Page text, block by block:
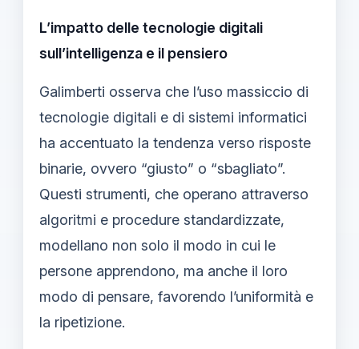
L’impatto delle tecnologie digitali
sull’intelligenza e il pensiero
Galimberti osserva che l’uso massiccio di
tecnologie digitali e di sistemi informatici
ha accentuato la tendenza verso risposte
binarie, ovvero “giusto” o “sbagliato”.
Questi strumenti, che operano attraverso
algoritmi e procedure standardizzate,
modellano non solo il modo in cui le
persone apprendono, ma anche il loro
modo di pensare, favorendo l’uniformità e
la ripetizione.